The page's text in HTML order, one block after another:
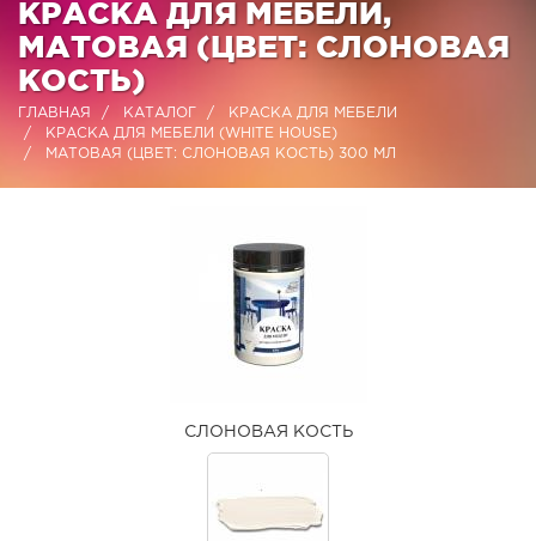
КРАСКА ДЛЯ МЕБЕЛИ,
МАТОВАЯ (ЦВЕТ: СЛОНОВАЯ
КОСТЬ)
ГЛАВНАЯ КАТАЛОГ
КРАСКА ДЛЯ МЕБЕЛИ
КРАСКА ДЛЯ МЕБЕЛИ (WHITE HOUSE)
МАТОВАЯ (ЦВЕТ: СЛОНОВАЯ КОСТЬ) 300 МЛ
СЛОНОВАЯ КОСТЬ